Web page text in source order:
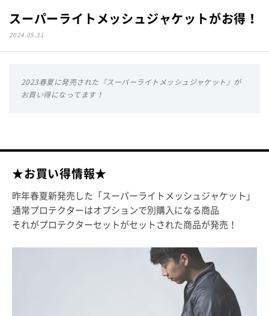
スーパーライトメッシュジャケットがお得！
2024.05.31
2023春夏に発売された『スーパーライトメッシュジャケット』が
お買い得になってます！
★お買い得情報★
昨年春夏新発売した「スーパーライトメッシュジャケット」
通常プロテクターはオプションで別購入になる商品
それがプロテクターセットがセットされた商品が発売！